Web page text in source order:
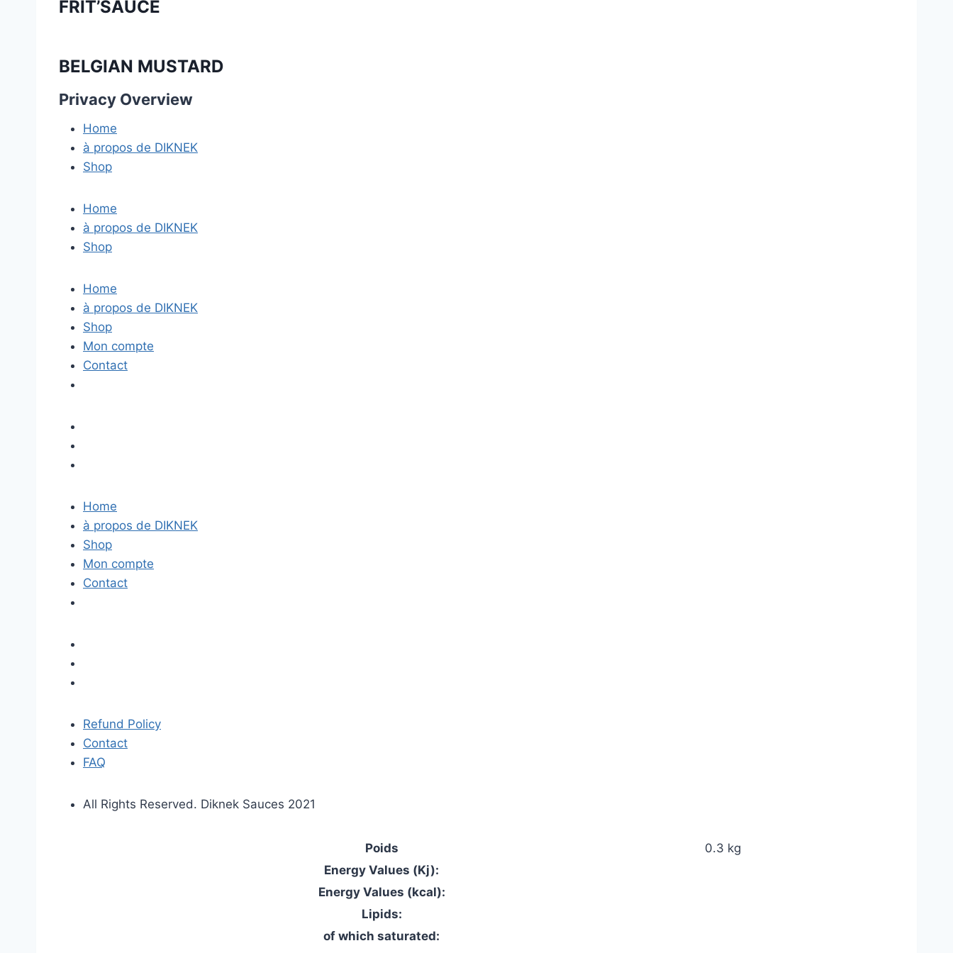
FRIT’SAUCE
BELGIAN MUSTARD
Privacy Overview
Home
à propos de DIKNEK
Shop
Home
à propos de DIKNEK
Shop
Home
à propos de DIKNEK
Shop
Mon compte
Contact
Home
à propos de DIKNEK
Shop
Mon compte
Contact
Refund Policy
Contact
FAQ
All Rights Reserved. Diknek Sauces 2021
Poids
0.3 kg
Energy Values (Kj):
Energy Values (kcal):
Lipids:
of which saturated: